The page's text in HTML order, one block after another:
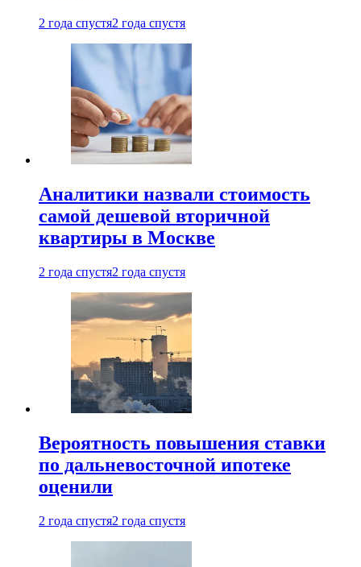
2 года спустя2 года спустя
Аналитики назвали стоимость
самой дешевой вторичной
квартиры в Москве
2 года спустя2 года спустя
Вероятность повышения ставки
по дальневосточной ипотеке
оценили
2 года спустя2 года спустя